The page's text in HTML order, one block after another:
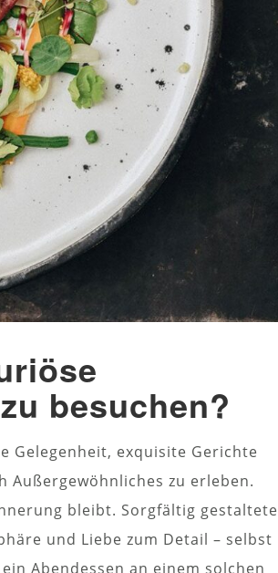
besuchen?
Gelegenheit, exquisite Gerichte
Außergewöhnliches zu erleben.
bleibt. Sorgfältig gestaltete
und Liebe zum Detail – selbst
Abendessen an einem solchen